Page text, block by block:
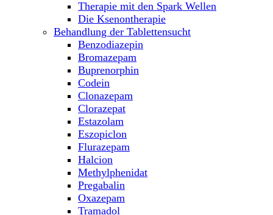
Therapie mit den Spark Wellen
Die Ksenontherapie
Behandlung der Tablettensucht
Benzodiazepin
Bromazepam
Buprenorphin
Codein
Clonazepam
Clorazepat
Estazolam
Eszopiclon
Flurazepam
Halcion
Methylphenidat
Pregabalin
Oxazepam
Tramadol